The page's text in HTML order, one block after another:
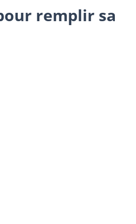
remplir sa